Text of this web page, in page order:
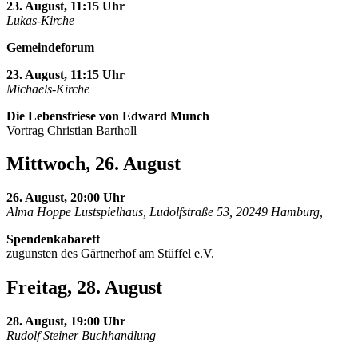
23. August, 11:15 Uhr
Lukas-Kirche
Gemeindeforum
23. August, 11:15 Uhr
Michaels-Kirche
Die Lebensfriese von Edward Munch
Vortrag Christian Bartholl
Mittwoch, 26. August
26. August, 20:00 Uhr
Alma Hoppe Lustspielhaus, Ludolfstraße 53, 20249 Hamburg,
Spendenkabarett
zugunsten des Gärtnerhof am Stüffel e.V.
Freitag, 28. August
28. August, 19:00 Uhr
Rudolf Steiner Buchhandlung